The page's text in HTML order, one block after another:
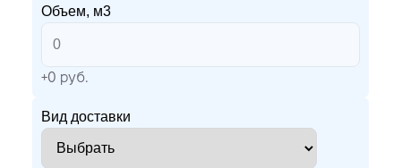
Объем, м3
+0 руб.
Вид доставки